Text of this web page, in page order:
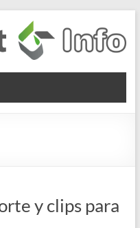
y clips para